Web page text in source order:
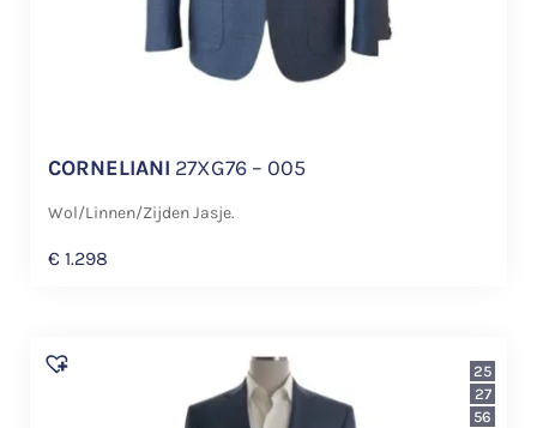
CORNELIANI 27XG76 – 005
Wol/Linnen/Zijden Jasje.
€ 1.298
25
27
56